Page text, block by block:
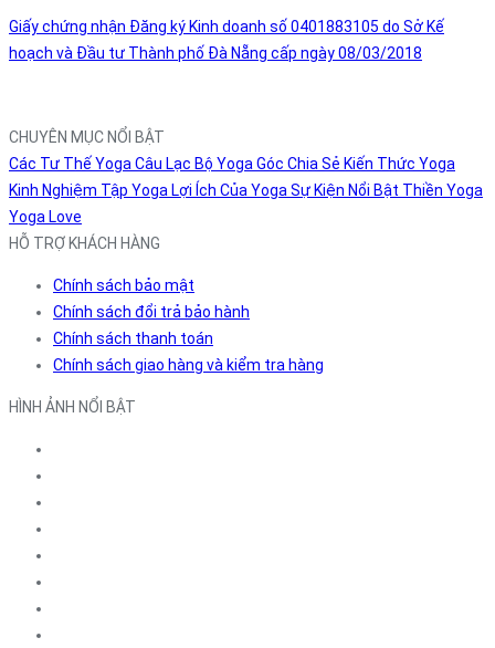
Giấy chứng nhận Đăng ký Kinh doanh số 0401883105 do Sở Kế
hoạch và Đầu tư Thành phố Đà Nẵng cấp ngày 08/03/2018
CHUYÊN MỤC NỔI BẬT
Các Tư Thế YogaCâu Lạc Bộ YogaGóc Chia Sẻ Kiến Thức Yoga
Kinh Nghiệm Tập Yoga Lợi Ích Của YogaSự Kiện Nổi Bật Thiền Yoga
Yoga Love
HỖ TRỢ KHÁCH HÀNG
Chính sách bảo mật
Chính sách đổi trả bảo hành
Chính sách thanh toán
Chính sách giao hàng và kiểm tra hàng
HÌNH ẢNH NỔI BẬT